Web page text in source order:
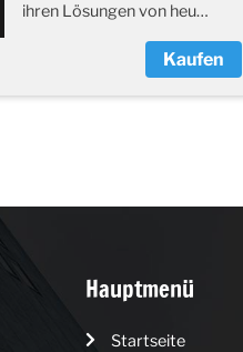
ihren Lösungen von heu…
Kaufen
Hauptmenü
Startseite